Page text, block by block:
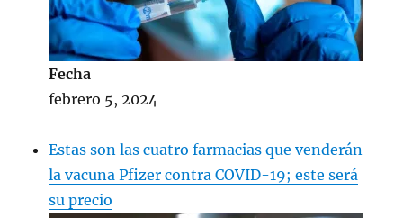
Fecha
febrero 5, 2024
Estas son las cuatro farmacias que venderán
la vacuna Pfizer contra COVID-19; este será
su precio